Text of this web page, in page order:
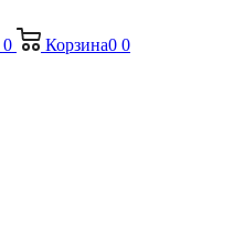
0 Корзина0 0